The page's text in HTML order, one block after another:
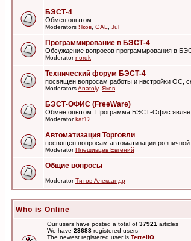
БЭСТ-4
Обмен опытом
Moderators Яков GAL Jul
Программирование в БЭСТ-4
Обсуждение вопросов программрования в
Moderatornordk
Технический форум БЭСТ-4
посвящен вопросам работы и настройки ОС,
ModeratorsAnatoly, Яков
БЭСТ-ОФИС (FreeWare)
Обмен опытом. Программа БЭСТ-Офис
Moderatorkat12
Автоматизация Торговли
посвящен вопросам автоматизации
ModeratorПлешивцев Евгений
Общие вопросы
ModeratorТитов Александр
Who is Online
Our users have posted a total of 37921 articles
We have 23683 registered users
The newest registered user is TerrellO